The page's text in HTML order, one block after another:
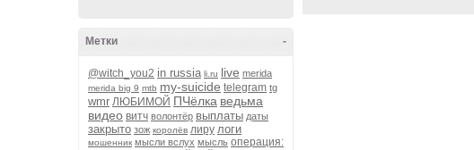
-
Метки
@witch_you2 in russia li.ru live merida
merida big 9 mtb my-suicide telegram tg
wmr ЛЮБИМОЙ ПЧёлка ведьма
видео витч волонтёр выплаты даты
закрыто зож королёв лиру логи
мошенник мысли вслух мысль операция: